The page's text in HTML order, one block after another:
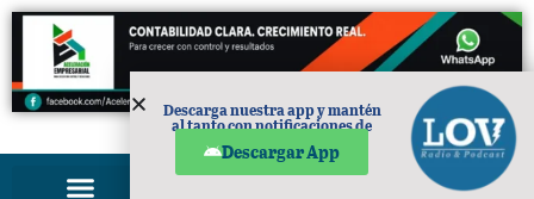
PUBLICIDAD
Descarga nuestra app y mantén
al tanto con notificaciones de
Descargar App